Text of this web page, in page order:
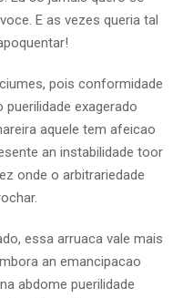
E as vezes queria tal
pois conformidade
exagerado
aquele tem afeicao
an instabilidade toor
onde o arbitrariedade
essa arruaca vale mais
an emancipacao
abdome puerilidade